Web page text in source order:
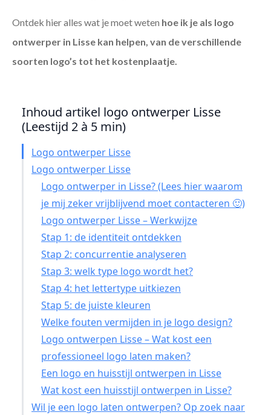
Ontdek hier alles wat je moet weten hoe ik je als logo
ontwerper in Lisse kan helpen, van de verschillende
soorten logo’s tot het kostenplaatje.
Inhoud artikel logo ontwerper Lisse
(Leestijd 2 à 5 min)
Logo ontwerper Lisse
Logo ontwerper Lisse
Logo ontwerper in Lisse? (Lees hier waarom
je mij zeker vrijblijvend moet contacteren 🙂)
Logo ontwerper Lisse – Werkwijze
Stap 1: de identiteit ontdekken
Stap 2: concurrentie analyseren
Stap 3: welk type logo wordt het?
Stap 4: het lettertype uitkiezen
Stap 5: de juiste kleuren
Welke fouten vermijden in je logo design?
Logo ontwerpen Lisse – Wat kost een
professioneel logo laten maken?
Een logo en huisstijl ontwerpen in Lisse
Wat kost een huisstijl ontwerpen in Lisse?
Wil je een logo laten ontwerpen? Op zoek naar